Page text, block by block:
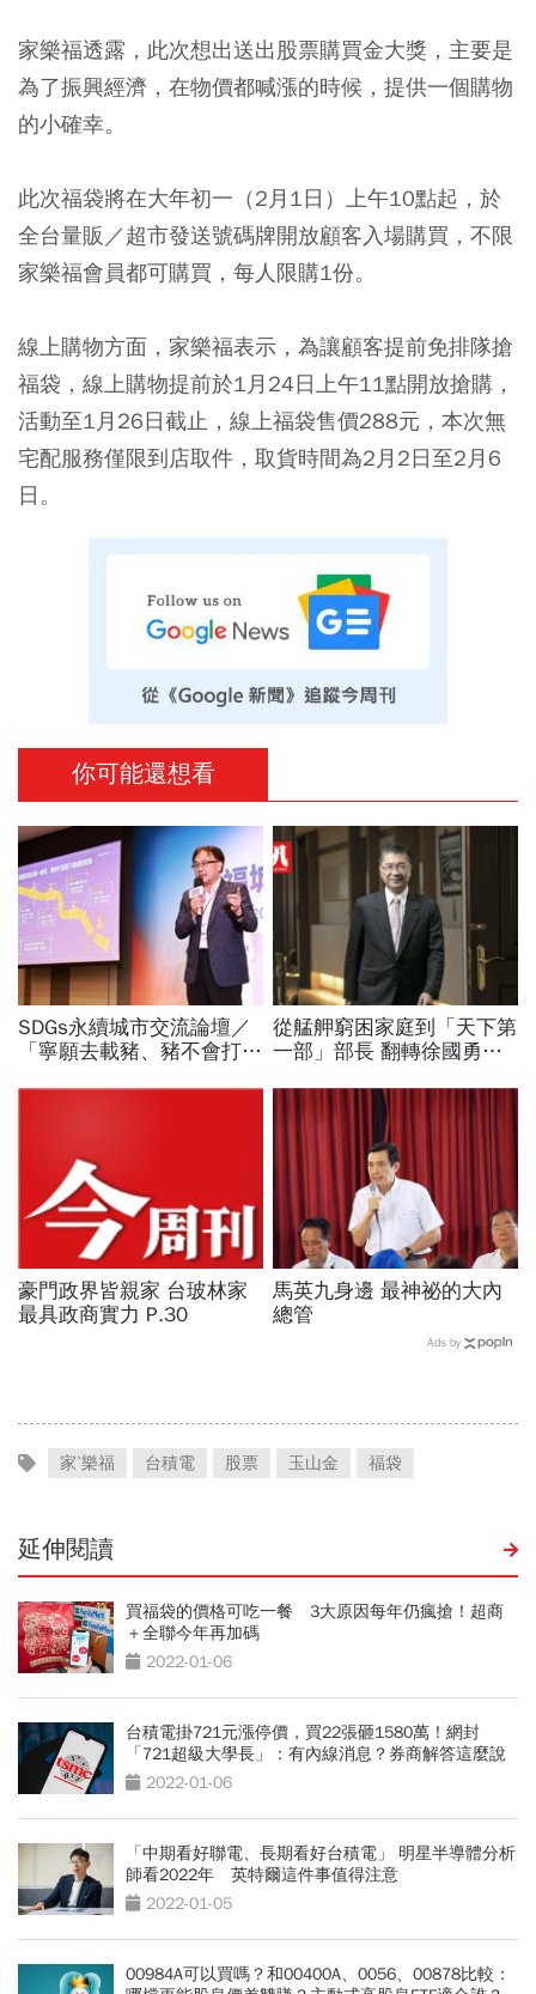
家樂福透露，此次想出送出股票購買金大獎，主要是
為了振興經濟，在物價都喊漲的時候，提供一個購物
的小確幸。
此次福袋將在大年初一（2月1日）上午10點起，於
全台量販／超市發送號碼牌開放顧客入場購買，不限
家樂福會員都可購買，每人限購1份。
線上購物方面，家樂福表示，為讓顧客提前免排隊搶
福袋，線上購物提前於1月24日上午11點開放搶購，
活動至1月26日截止，線上福袋售價288元，本次無
宅配服務僅限到店取件，取貨時間為2月2日至2月6
日。
你可能還想看
SDGs永續城市交流論壇／
「寧願去載豬、豬不會打
從艋舺窮困家庭到「天下第
一部」部長 翻轉徐國勇政
豪門政界皆親家 台玻林家
最具政商實力 P.30
馬英九身邊 最神祕的大內
總管
Ads by
家ˋ樂福 台積電 股票 玉山金 福袋
延伸閱讀
買福袋的價格可吃一餐 3大原因每年仍瘋搶！超商
＋全聯今年再加碼
2022-01-06
台積電掛721元漲停價，買22張砸1580萬！網封
「721超級大學長」：有內線消息？券商解答這麼說
2022-01-06
「中期看好聯電、長期看好台積電」 明星半導體分析
師看2022年 英特爾這件事值得注意
2022-01-05
00984A可以買嗎？和00400A、0056、00878比較：